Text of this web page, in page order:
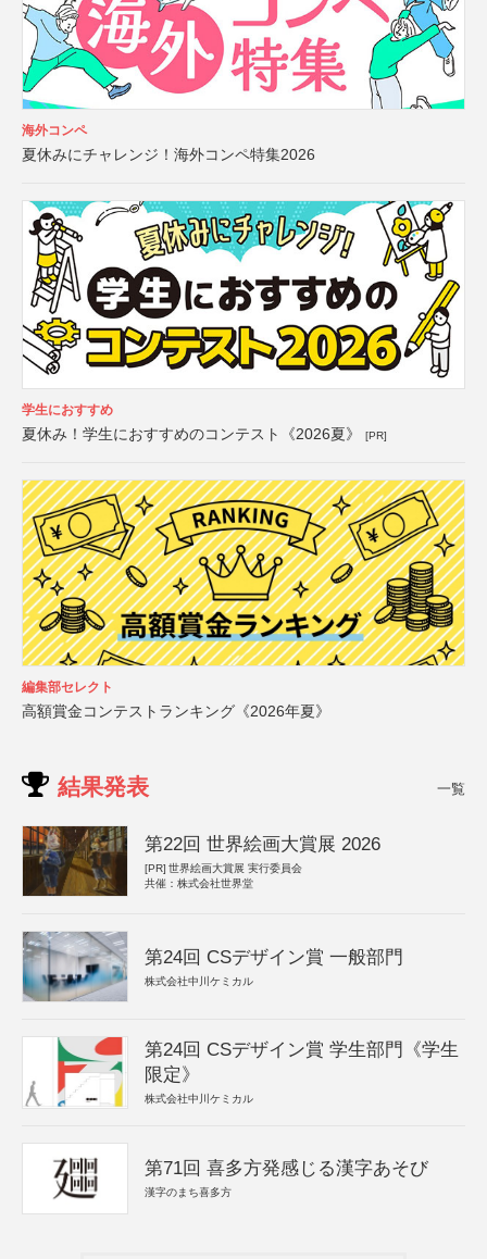
海外コンペ
夏休みにチャレンジ！海外コンペ特集2026
学生におすすめ
夏休み！学生におすすめのコンテスト《2026夏》 [PR]
編集部セレクト
高額賞金コンテストランキング《2026年夏》
結果発表 一覧
第22回 世界絵画大賞展 2026
[PR] 世界絵画大賞展 実行委員会
共催：株式会社世界堂
第24回 CSデザイン賞 一般部門
株式会社中川ケミカル
第24回 CSデザイン賞 学生部門《学生
限定》
株式会社中川ケミカル
第71回 喜多方発感じる漢字あそび
漢字のまち喜多方